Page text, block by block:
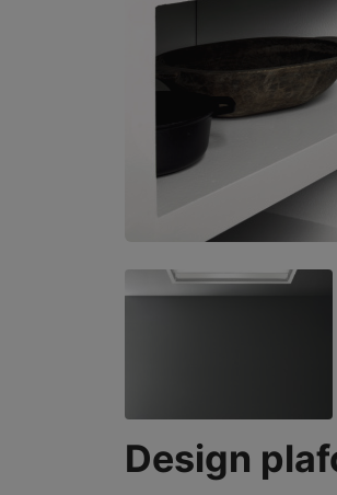
Design